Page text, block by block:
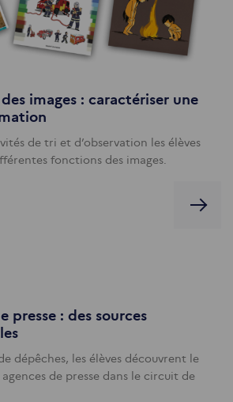
images : caractériser une
de tri et d’observation les élèves
fonctions des images.
presse : des sources
dépêches, les élèves découvrent le
de presse dans le circuit de